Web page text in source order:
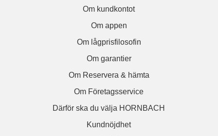
Om kundkontot
Om appen
Om lågprisfilosofin
Om garantier
Om Reservera & hämta
Om Företagsservice
Därför ska du välja HORNBACH
Kundnöjdhet